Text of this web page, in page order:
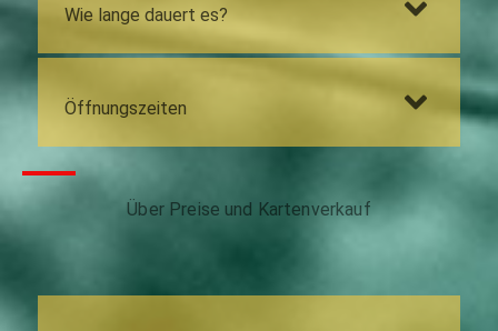
Wie lange dauert es?
Öffnungszeiten
Über Preise und Kartenverkauf